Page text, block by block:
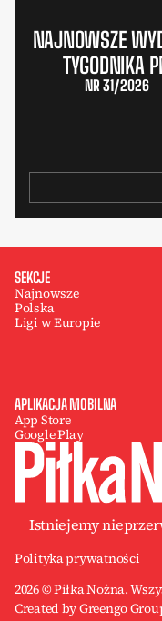
NAJNOWSZE
TYGODNIKA
NR 31/2026
SEKCJE
Najnowsze
Polska
Ligi w Europie
APLIKACJA MOBILNA
App Store
Google Play
Istniejemy
Polityka prywatności
2026 © Piłka Nożna.
Created by Greengo